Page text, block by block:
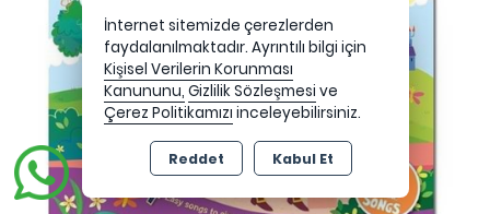
İnternet sitemizde çerezlerden
faydalanılmaktadır. Ayrıntılı bilgi için
Kişisel Verilerin Korunması
Kanununu, Gizlilik Sözleşmesi ve
Çerez Politikamızı inceleyebilirsiniz.
Reddet Kabul Et